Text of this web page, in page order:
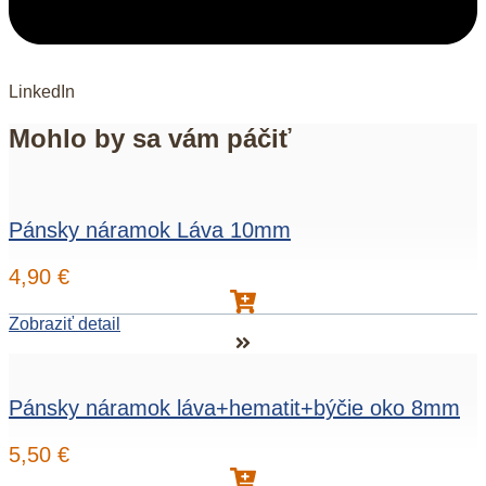
LinkedIn
Mohlo by sa vám páčiť
Pánsky náramok Láva 10mm
4,90 €
Zobraziť detail
Pánsky náramok láva+hematit+býčie oko 8mm
5,50 €